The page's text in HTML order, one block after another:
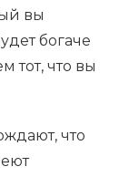
вы
богаче
тот, что вы
что